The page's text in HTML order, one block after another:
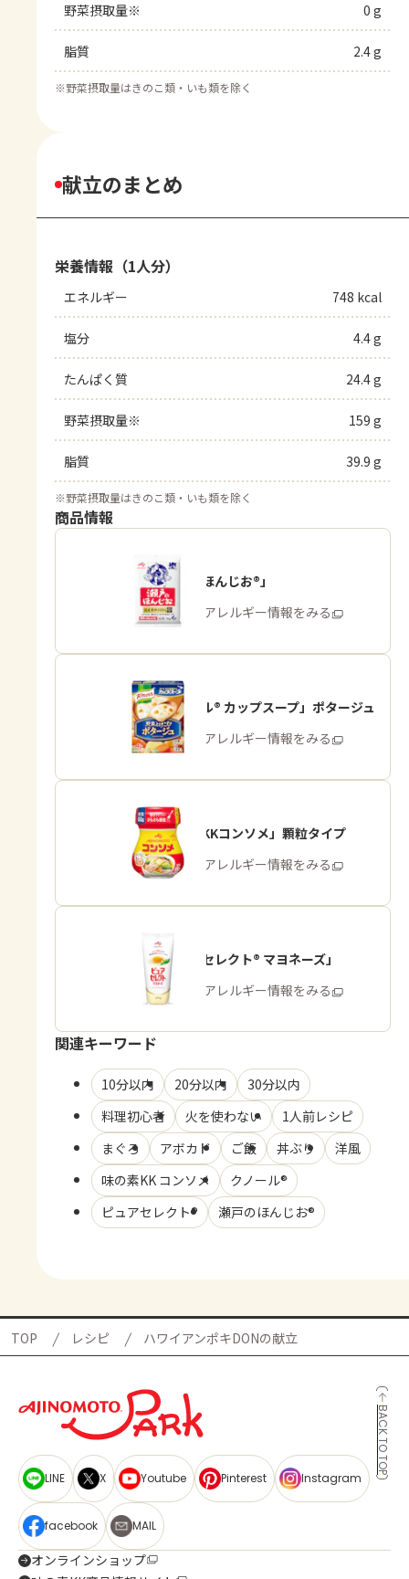
野菜摂取量※ 0 g
脂質 2.4 g
※野菜摂取量はきのこ類・いも類を除く
献立のまとめ
栄養情報（1人分）
エネルギー 748 kcal
塩分 4.4 g
たんぱく質 24.4 g
野菜摂取量※ 159 g
脂質 39.9 g
※野菜摂取量はきのこ類・いも類を除く
商品情報
「瀬戸のほんじお®」
商品・アレルギー情報をみる
「クノール® カップスープ」ポタージュ
商品・アレルギー情報をみる
「味の素KKコンソメ」顆粒タイプ
商品・アレルギー情報をみる
「ピュアセレクト® マヨネーズ」
商品・アレルギー情報をみる
関連キーワード
10分以内 20分以内
30分以内
料理初心者
火を使わない
1人前レシピ
まぐろ
アボカド ご飯 丼ぶり
洋風
味の素KK コンソメ
クノール®
ピュアセレクト®
瀬戸のほんじお®
TOP レシピ ハワイアンポキDONの献立
BACK TO TOP
LINE X Youtube Pinterest Instagram
facebook MAIL
オンラインショップ